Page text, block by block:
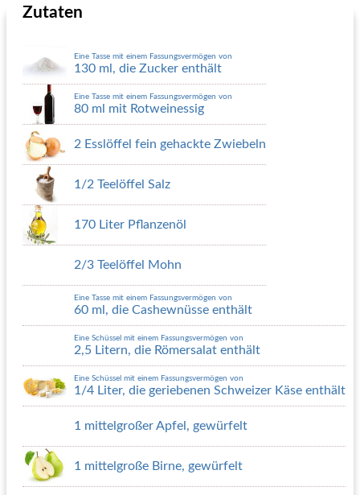
Zutaten
Eine Tasse mit einem Fassungsvermögen von
130 ml, die Zucker enthält
Eine Tasse mit einem Fassungsvermögen von
80 ml mit Rotweinessig
2 Esslöffel fein gehackte Zwiebeln
1/2 Teelöffel Salz
170 Liter Pflanzenöl
2/3 Teelöffel Mohn
Eine Tasse mit einem Fassungsvermögen von
60 ml, die Cashewnüsse enthält
Eine Schüssel mit einem Fassungsvermögen von
2,5 Litern, die Römersalat enthält
Eine Schüssel mit einem Fassungsvermögen von
1/4 Liter, die geriebenen Schweizer Käse enthält
1 mittelgroßer Apfel, gewürfelt
1 mittelgroße Birne, gewürfelt